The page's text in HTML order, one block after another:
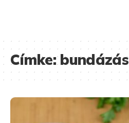
Címke:bundázás